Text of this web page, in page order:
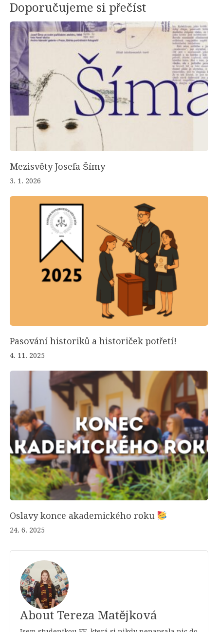
Doporučujeme si přečíst
Mezisvěty Josefa Šímy
3. 1. 2026
Pasování historiků a historiček potřetí!
4. 11. 2025
Oslavy konce akademického roku
24. 6. 2025
About Tereza Matějková